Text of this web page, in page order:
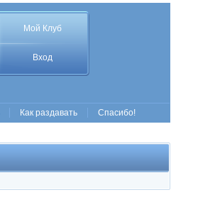
Мой Клуб
Вход
Как раздавать Спасибо!